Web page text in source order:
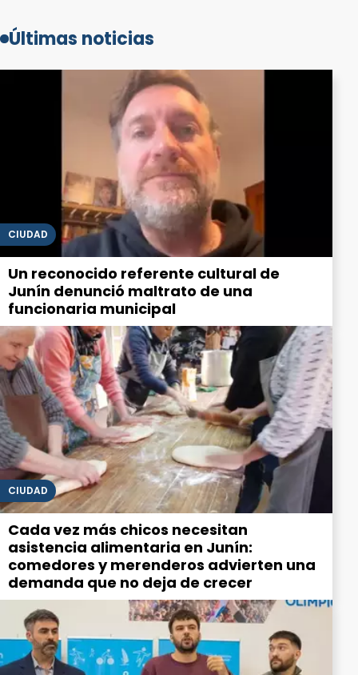
Últimas noticias
CIUDAD
Un reconocido referente cultural de
Junín denunció maltrato de una
funcionaria municipal
CIUDAD
Cada vez más chicos necesitan
asistencia alimentaria en Junín:
comedores y merenderos advierten una
demanda que no deja de crecer